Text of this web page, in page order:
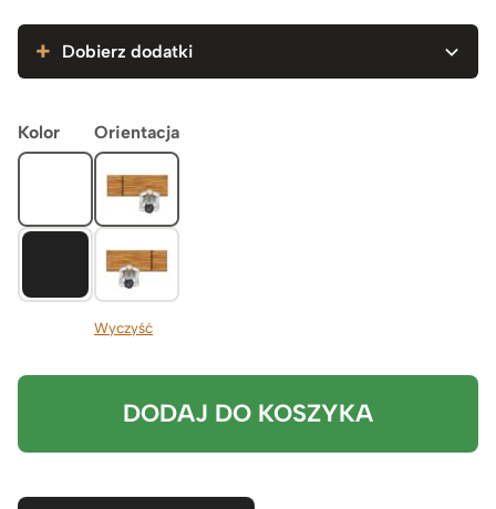
Dobierz dodatki
Kolor Orientacja
Wyczyść
DODAJ DO KOSZYKA